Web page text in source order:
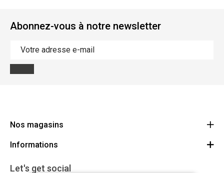
Abonnez-vous à notre newsletter
Nos magasins
Cycles Arnold Kontz Gare / Bonnevoie
+352 40 96 74 214 / +352 40 96 74 215
Informations
Conditions générales
Let's get social